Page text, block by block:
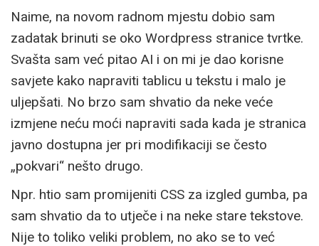
Naime, na novom radnom mjestu dobio sam
zadatak brinuti se oko Wordpress stranice tvrtke.
Svašta sam već pitao AI i on mi je dao korisne
savjete kako napraviti tablicu u tekstu i malo je
uljepšati. No brzo sam shvatio da neke veće
izmjene neću moći napraviti sada kada je stranica
javno dostupna jer pri modifikaciji se često
„pokvari“ nešto drugo.
Npr. htio sam promijeniti CSS za izgled gumba, pa
sam shvatio da to utječe i na neke stare tekstove.
Nije to toliko veliki problem, no ako se to već